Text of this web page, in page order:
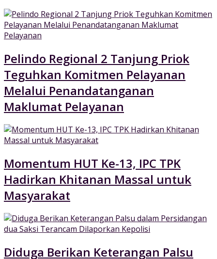
Pelindo Regional 2 Tanjung Priok
Teguhkan Komitmen Pelayanan
Melalui Penandatanganan
Maklumat Pelayanan
Momentum HUT Ke-13, IPC TPK
Hadirkan Khitanan Massal untuk
Masyarakat
Diduga Berikan Keterangan Palsu